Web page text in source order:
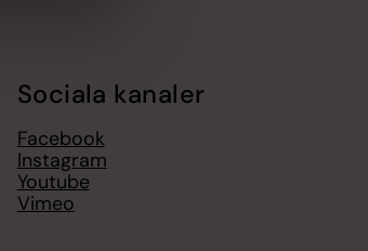
Sociala kanaler
Facebook
Instagram
Youtube
Vimeo